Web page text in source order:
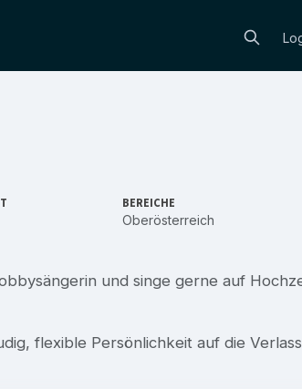
BEREICHE
Oberösterreich
und singe gerne auf
flexible Persönlichkeit auf die